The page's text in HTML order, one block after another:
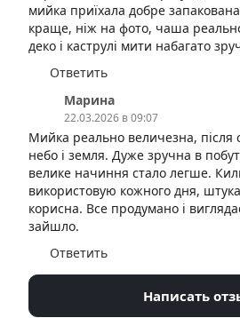
мийка приїхала добре
краще, ніж на фото, чаша
деко і каструлі мити набагато
Ответить
Марина
22.03.2026 в 09:07
Мийка реально величезна, після
небо і земля. Дуже зручна в
велике начиння стало легше.
використовую кожного дня,
корисна. Все продумано і
зайшло.
Ответить
Написать